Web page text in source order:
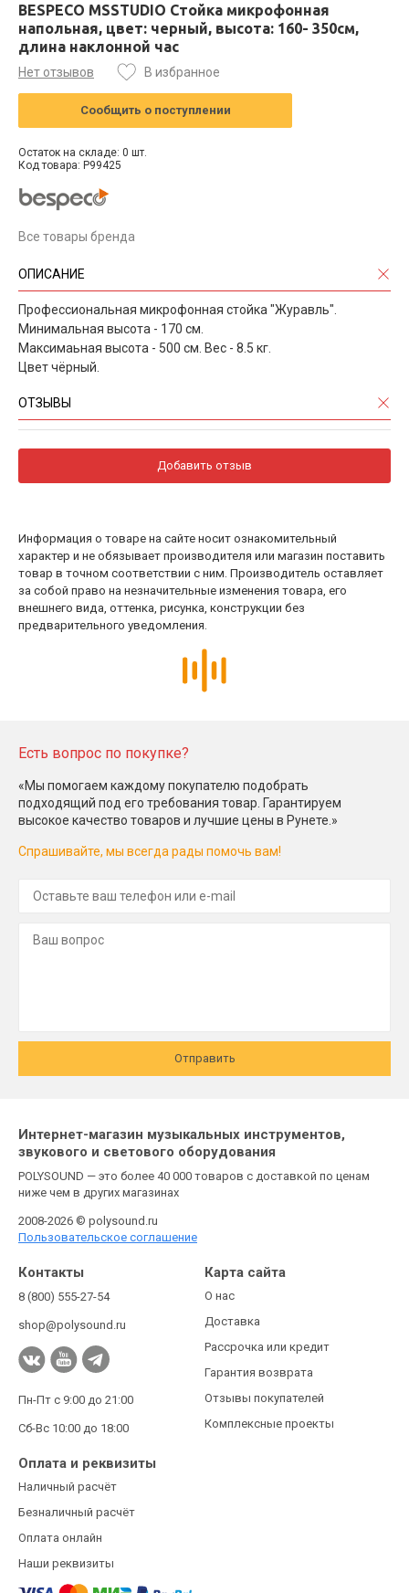
BESPECO MSSTUDIO Стойка микрофонная
напольная, цвет: черный, высота: 160- 350см,
длина наклонной час
Нет отзывов В избранное
Сообщить о поступлении
Остаток на складе: 0 шт.
Код товара: P99425
Все товары бренда
ОПИСАНИЕ
Профессиональная микрофонная стойка "Журавль".
Минимальная высота - 170 см.
Максимаьная высота - 500 см. Вес - 8.5 кг.
Цвет чёрный.
ОТЗЫВЫ
Добавить отзыв
Информация о товаре на сайте носит ознакомительный
характер и не обязывает производителя или магазин поставить
товар в точном соответствии с ним. Производитель оставляет
за собой право на незначительные изменения товара, его
внешнего вида, оттенка, рисунка, конструкции без
предварительного уведомления.
Есть вопрос по покупке?
«Мы помогаем каждому покупателю подобрать
подходящий под его требования товар. Гарантируем
высокое качество товаров и лучшие цены в Рунете.»
Спрашивайте, мы всегда рады помочь вам!
Отправить
Интернет-магазин музыкальных инструментов,
звукового и светового оборудования
POLYSOUND — это более 40 000 товаров с доставкой по ценам
ниже чем в других магазинах
2008-2026 © polysound.ru
Пользовательское соглашение
Контакты
8 (800) 555-27-54
shop@polysound.ru
Пн-Пт с 9:00 до 21:00
Сб-Вс 10:00 до 18:00
Карта сайта
О нас
Доставка
Рассрочка или кредит
Гарантия возврата
Отзывы покупателей
Комплексные проекты
Оплата и реквизиты
Наличный расчёт
Безналичный расчёт
Оплата онлайн
Наши реквизиты